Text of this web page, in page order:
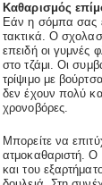
Καθαρισμός
Εάν η σόμπα σας
τακτικά. Ο
επειδή οι γυμνές
στο τζάμι. Οι
τρίψιμο με
δεν έχουν πολύ
χρονοβόρες.
Μπορείτε να
ατμοκαθαριστή. Ο
και του